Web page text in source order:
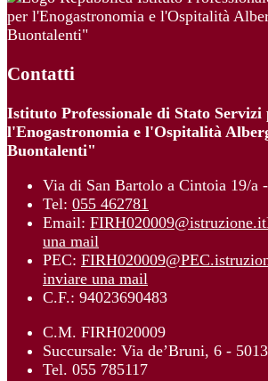
per l'Enogastronomia e l'Ospitalità
Buontalenti"
Contatti
Istituto Professionale di Stato Servizi
l'Enogastronomia e l'Ospitalità
Buontalenti"
Via di San Bartolo a Cintoia 19/a
Tel: 055 462781
Email: FIRH020009@istruzione.it
una mail
PEC:
inviare una mail
C.F.: 94023690483
C.M. FIRH020009
Succursale: Via de’Bruni, 6 -
Tel. 055 785117